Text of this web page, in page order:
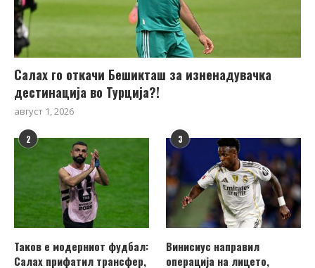
Салах го откачи Бешикташ за изненадувачка
дестинација во Турција?!
август 1, 2026
2
Таков е модерниот фудбал:
Салах прифатил трансфер,
3
Винисиус направил
операција на лицето,